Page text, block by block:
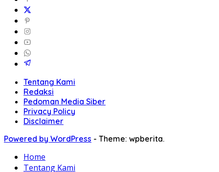
Tentang Kami
Redaksi
Pedoman Media Siber
Privacy Policy
Disclaimer
Powered by WordPress - Theme: wpberita.
Home
Tentang Kami